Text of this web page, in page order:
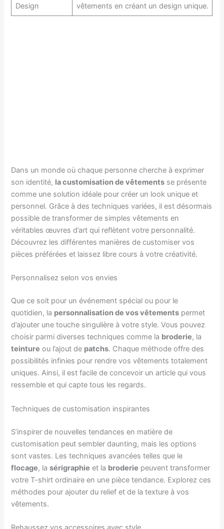
Design
vêtements en créant un design unique.
Dans un monde où chaque personne cherche à exprimer
son identité, la customisation de vêtements se présente
comme une solution idéale pour créer un look unique et
personnel. Grâce à des techniques variées, il est désormais
possible de transformer de simples vêtements en
véritables œuvres d’art qui reflètent votre personnalité.
Découvrez les différentes manières de customiser vos
pièces préférées et laissez libre cours à votre créativité.
Personnalisez selon vos envies
Que ce soit pour un événement spécial ou pour le
quotidien, la personnalisation de vos vêtements permet
d’ajouter une touche singulière à votre style. Vous pouvez
choisir parmi diverses techniques comme la broderie, la
teinture ou l’ajout de patchs. Chaque méthode offre des
possibilités infinies pour rendre vos vêtements totalement
uniques. Ainsi, il est facile de concevoir un article qui vous
ressemble et qui capte tous les regards.
Techniques de customisation inspirantes
S’inspirer de nouvelles tendances en matière de
customisation peut sembler daunting, mais les options
sont vastes. Les techniques avancées telles que le
flocage, lasérigraphie et la broderie peuvent transformer
votre T-shirt ordinaire en une pièce tendance. Explorez ces
méthodes pour ajouter du relief et de la texture à vos
vêtements.